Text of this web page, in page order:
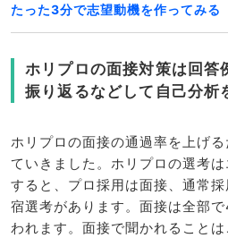
たった3分で志望動機を作ってみる
ホリプロの面接対策は回答
振り返るなどして自己分析
ホリプロの面接の通過率を上げ
ていきました。ホリプロの選考
すると、プロ採用は面接、通常
宿選考があります。面接は全部
われます。面接で聞かれること